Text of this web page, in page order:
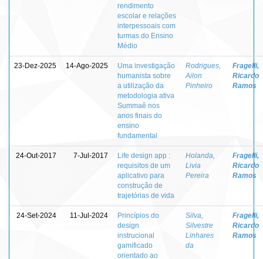
rendimento
escolar e relações
interpessoais com
turmas do Ensino
Médio
23-Dez-2025 14-Ago-2025
Uma investigação
humanista sobre
a utilização da
metodologia ativa
Summaê nos
anos finais do
ensino
fundamental
Rodrigues,
Ailon
Pinheiro
Fragelli,
Ricardo
Ramos
24-Out-2017 7-Jul-2017
Life design app :
requisitos de um
aplicativo para
construção de
trajetórias de vida
Holanda,
Livia
Pereira
Fragelli,
Ricardo
Ramos
24-Set-2024 11-Jul-2024
Princípios do
design
instrucional
gamificado
orientado ao
Silva,
Silvestre
Linhares
da
Fragelli,
Ricardo
Ramos